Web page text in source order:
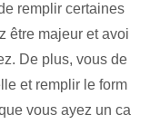
remplir certaines
être majeur et avoi
De plus, vous de
et remplir le form
vous ayez un ca